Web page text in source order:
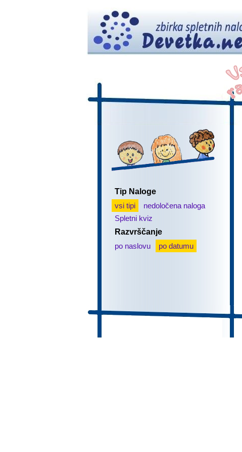
Tip Naloge
vsi tipi
nedoločena naloga
Spletni kviz
Razvrščanje
po naslovu
po datumu